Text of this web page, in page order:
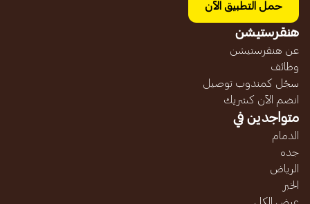
حمل التطبيق الآن
هنقرستيشن
عن هنقرستيشن
وظائف
سجّل كمندوب توصيل
انضم الآن كشريك
متواجدين في
الدمام
جده
الرياض
الخبر